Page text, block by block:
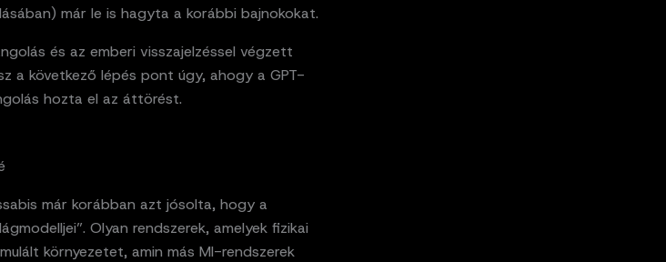
már le is hagyta a korábbi bajnokokat.
és az emberi visszajelzéssel végzett
a következő lépés pont úgy, ahogy a GPT-
hozta el az áttörést.
már korábban azt jósolta, hogy a
Olyan rendszerek, amelyek fizikai
környezetet, amin más MI-rendszerek